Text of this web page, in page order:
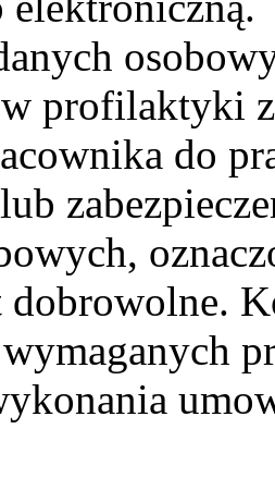
profilaktyki
do
dobrowolne.